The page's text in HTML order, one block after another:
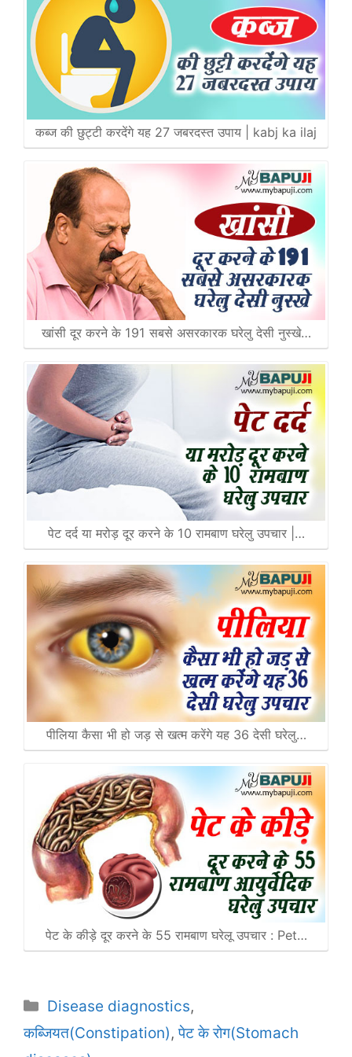
कब्ज की छुट्टी करदेंगे यह 27 जबरदस्त उपाय | kabj ka ilaj
खांसी दूर करने के 191 सबसे असरकारक घरेलु देसी नुस्खे…
पेट दर्द या मरोड़ दूर करने के 10 रामबाण घरेलु उपचार |…
पीलिया कैसा भी हो जड़ से खत्म करेंगे यह 36 देसी घरेलु…
पेट के कीड़े दूर करने के 55 रामबाण घरेलू उपचार : Pet…
Categories
Disease diagnostics,
कब्जियत(Constipation),पेट के रोग(Stomach